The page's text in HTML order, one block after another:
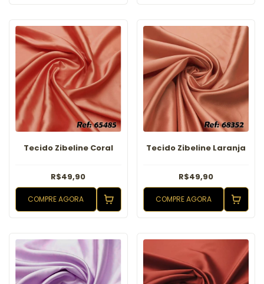
Tecido Zibeline Coral
R$49,90
COMPRE AGORA
Tecido Zibeline Laranja
R$49,90
COMPRE AGORA